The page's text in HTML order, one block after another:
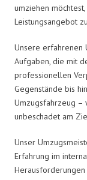
umziehen
Leistungsangebot
Unsere erfahrenen
Aufgaben, die mit
professionellen
Gegenstände bis
Umzugsfahrzeug –
unbeschadet am
Unser
Erfahrung im
Herausforderungen